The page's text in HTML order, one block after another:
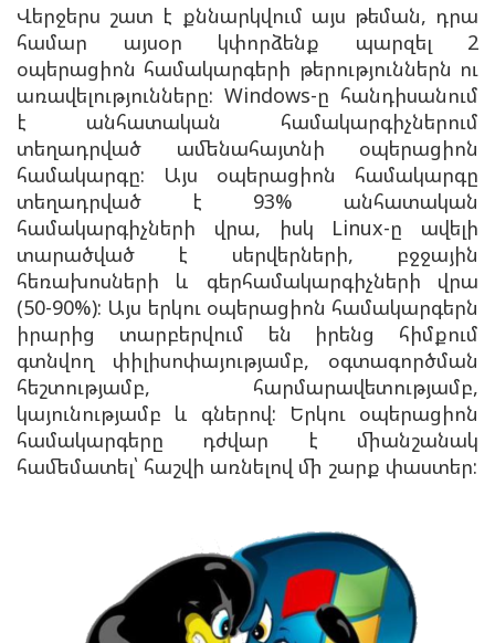
Վերջերս շատ է քննարկվում այս թեման, դրա
համար այսօր կփորձենք պարզել 2
օպերացիոն համակարգերի թերություններն ու
առավելությունները: Windows-ը հանդիսանում
է անհատական համակարգիչներում
տեղադրված ամենահայտնի օպերացիոն
համակարգը: Այս օպերացիոն համակարգը
տեղադրված է 93% անհատական
համակարգիչների վրա, իսկ Linux-ը ավելի
տարածված է սերվերների, բջջային
հեռախոսների և գերհամակարգիչների վրա
(50-90%): Այս երկու օպերացիոն համակարգերն
իրարից տարբերվում են իրենց հիմքում
գտնվող փիլիսոփայությամբ, օգտագործման
հեշտությամբ, հարմարավետությամբ,
կայունությամբ և գներով: Երկու օպերացիոն
համակարգերը դժվար է միանշանակ
համեմատել՝ հաշվի առնելով մի շարք փաստեր: